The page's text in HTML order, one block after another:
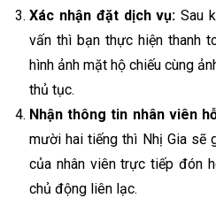
Xác nhận đặt dịch vụ: Sau
vấn thì bạn thực hiện thanh
hình ảnh mặt hộ chiếu cùng
thủ tục.
Nhận thông tin nhân viên
mười hai tiếng thì Nhị Gia sẽ
của nhân viên trực tiếp đón
chủ động liên lạc.